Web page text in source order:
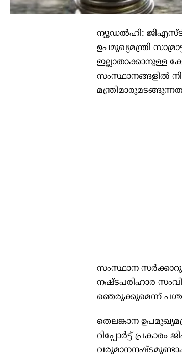
ന്യൂഡല്‍ഹി: ജിഎസ്ടി
ഉപമുഖ്യമന്ത്രി
ഇല്ലാതാക്കാനുള്ള
സംസ്ഥാനങ്ങളില്‍
സംസ്ഥാന
നഷ്ടപരിഹാര
ഞെരുക്കുമെന്ന്
തെലങ്കാന
റിപ്പോര്‍ട്ട്